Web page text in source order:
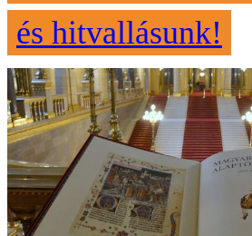
és hitvallásunk!